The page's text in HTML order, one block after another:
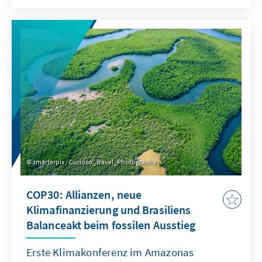
aufbauen. Voraussetzung ist Akzeptanz im
Inneren: Einnahmen aus der CO₂‑Bepreisung
sichtbar, fair und nachvollziehbar
zurückgeben – und den EU-Emissionshandel
als Leitinstrument ordnungspolitisch stärken.
smarterpix / Curioso_Travel_Photography
COP30: Allianzen, neue
Klimafinanzierung und Brasiliens
Balanceakt beim fossilen Ausstieg
Erste Klimakonferenz im Amazonas